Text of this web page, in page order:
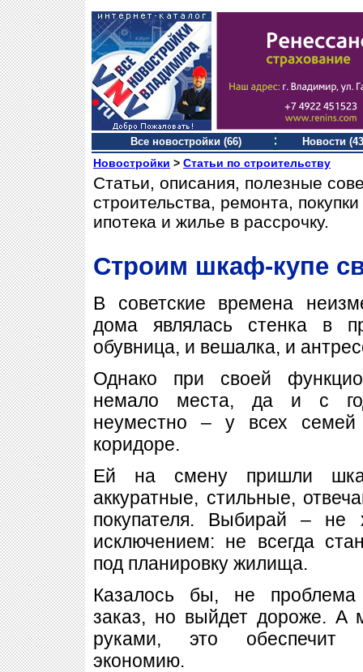
Все новостройки (66) Новости
Новостройки > Статьи по строительству
Статьи, описания, полезные
строительства, ремонта,
ипотека и жилье в рассрочку.
Строим шкаф-купе
В советские времена
дома являлась стенка в
обувница, и вешалка, и
Однако при своей
немало места, да и с
неуместно – у всех
коридоре.
Ей на смену пришли
аккуратные, стильные,
покупателя. Выбирай – не
исключением: не всегда
под планировку жилища.
Казалось бы, не проблема
заказ, но выйдет дороже. А
руками, это обеспечит
экономию.